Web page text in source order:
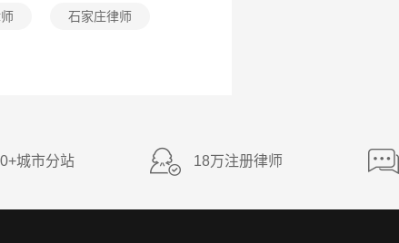
石家庄律师
城市分站 18万注册律师